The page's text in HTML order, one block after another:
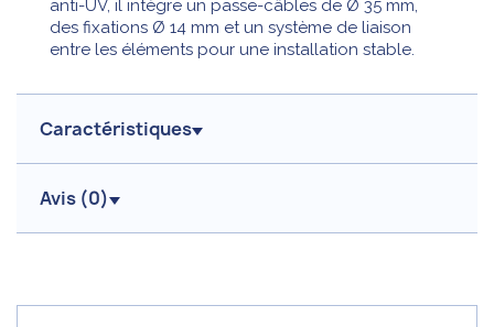
anti-UV, il intègre un passe-câbles de Ø 35 mm,
des fixations Ø 14 mm et un système de liaison
entre les éléments pour une installation stable.
Caractéristiques
Avis (0)